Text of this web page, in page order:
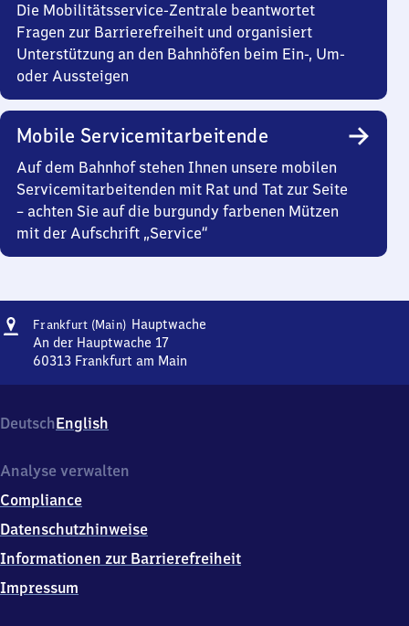
Die Mobilitätsservice-Zentrale beantwortet
Fragen zur Barrierefreiheit und organisiert
Unterstützung an den Bahnhöfen beim Ein-, Um-
oder Aussteigen
Mobile Servicemitarbeitende
Auf dem Bahnhof stehen Ihnen unsere mobilen
Servicemitarbeitenden mit Rat und Tat zur Seite
– achten Sie auf die burgundy farbenen Mützen
mit der Aufschrift „Service“
Adresse
Frankfurt (Main) Hauptwache
An der Hauptwache 17
60313 Frankfurt am Main
Hauptwache,
An
Hauptwache
6
0
1
3
Frankfurt
DeutschEnglish
Analyse verwalten
Compliance
Datenschutzhinweise
Informationen zur Barrierefreiheit
Impressum